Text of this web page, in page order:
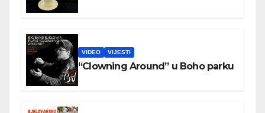
VIDEO VIJESTI
“Clowning Around” u Boho parku